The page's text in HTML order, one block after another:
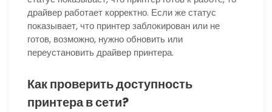
драйвер работает корректно. Если же статус
показывает, что принтер заблокирован или не
готов, возможно, нужно обновить или
переустановить драйвер принтера.
Как проверить доступность
принтера в сети?